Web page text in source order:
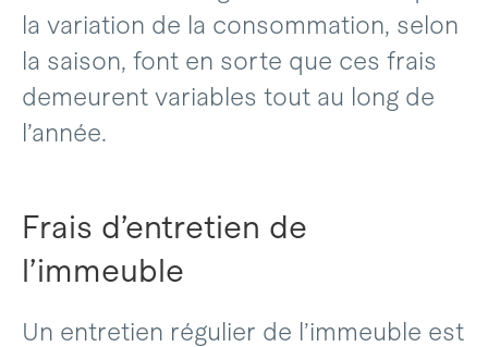
la variation de la consommation, selon
la saison, font en sorte que ces frais
demeurent variables tout au long de
l’année.
Frais d’entretien de
l’immeuble
Un entretien régulier de l’immeuble est